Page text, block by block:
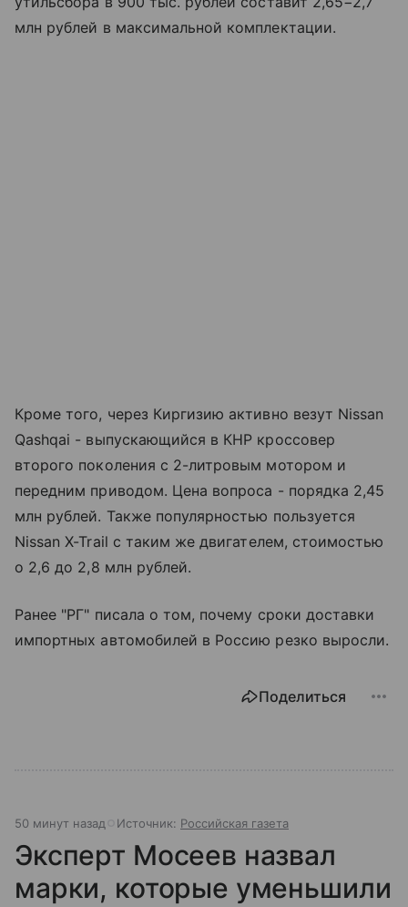
млн рублей в максимальной комплектации.
Кроме того, через Киргизию активно везут Nissan
Qashqai - выпускающийся в КНР кроссовер
второго поколения с 2-литровым мотором и
передним приводом. Цена вопроса - порядка 2,45
млн рублей. Также популярностью пользуется
Nissan X-Trail с таким же двигателем, стоимостью
о 2,6 до 2,8 млн рублей.
Ранее "РГ" писала о том, почему сроки доставки
импортных автомобилей в Россию резко выросли.
Поделиться
50 минут назад Источник: Российская газета
Эксперт Мосеев назвал
марки, которые уменьшили